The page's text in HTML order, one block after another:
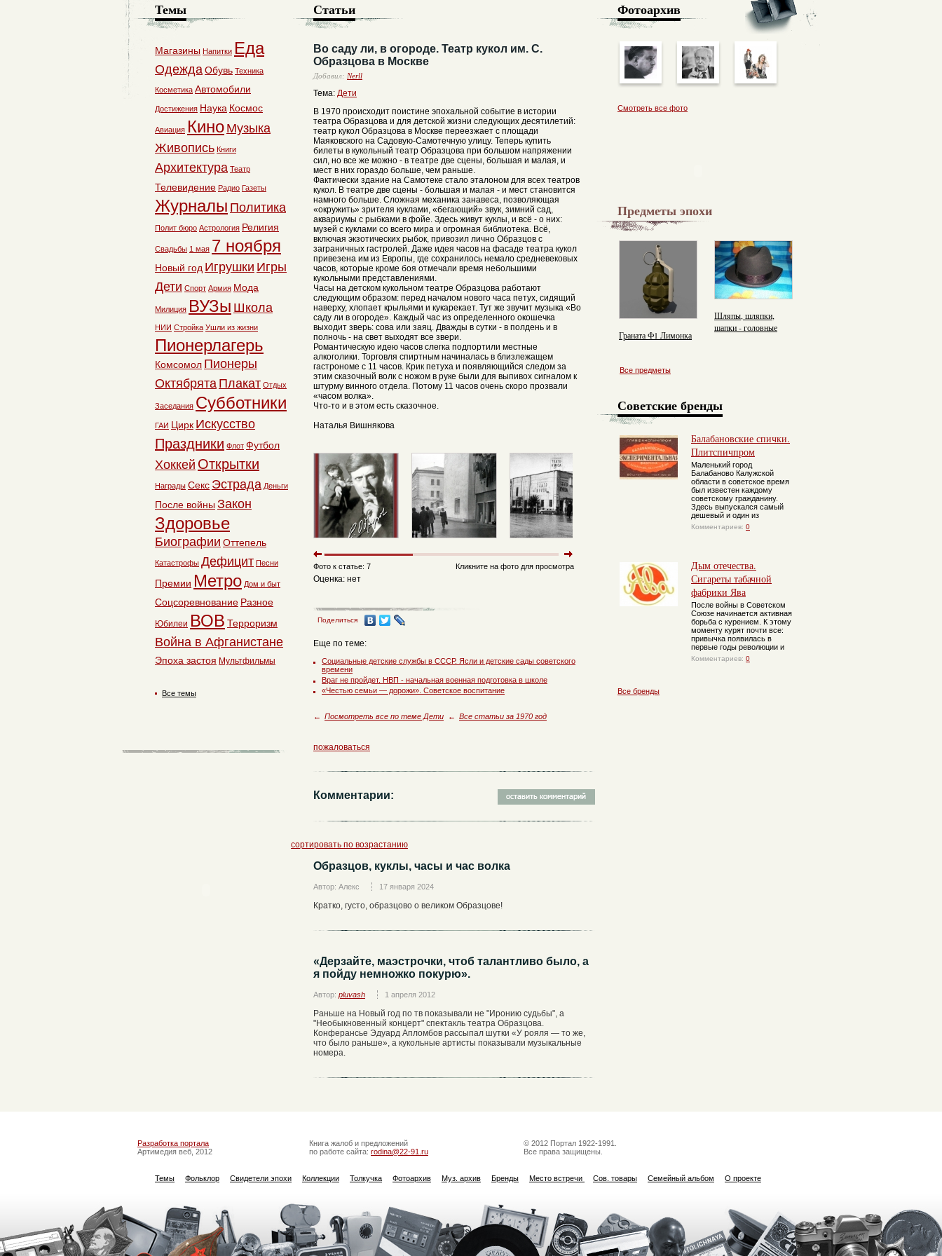
Статьи
Во саду ли, в огороде. Театр кукол им. С.
Образцова в Москве
Добавил: Nerll
Тема: Дети
В 1970 происходит поистине эпохальной событие в истории
театра Образцова и для детской жизни следующих десятилетий:
театр кукол Образцова в Москве переезжает с площади
Маяковского на Садовую-Самотечную улицу. Теперь купить
билеты в кукольный театр Образцова при большом напряжении
сил, но все же можно - в театре две сцены, большая и малая, и
мест в них гораздо больше, чем раньше.
Фактически здание на Самотеке стало эталоном для всех театров
кукол. В театре две сцены - большая и малая - и мест становится
намного больше. Сложная механика занавеса, позволяющая
«окружить» зрителя куклами, «бегающий» звук, зимний сад,
аквариумы с рыбками в фойе. Здесь живут куклы, и всё - о них:
музей с куклами со всего мира и огромная библиотека. Всё,
включая экзотических рыбок, привозил лично Образцов с
заграничных гастролей. Даже идея часов на фасаде театра кукол
привезена им из Европы, где сохранилось немало средневековых
часов, которые кроме боя отмечали время небольшими
кукольными представлениями.
Часы на детском кукольном театре Образцова работают
следующим образом: перед началом нового часа петух, сидящий
наверху, хлопает крыльями и кукарекает. Тут же звучит музыка «Во
саду ли в огороде». Каждый час из определенного окошечка
выходит зверь: сова или заяц. Дважды в сутки - в полдень и в
полночь - на свет выходят все звери.
Романтическую идею часов слегка подпортили местные
алкоголики. Торговля спиртным начиналась в близлежащем
гастрономе с 11 часов. Крик петуха и появляющийся следом за
этим сказочный волк с ножом в руке были для выпивох сигналом к
штурму винного отдела. Потому 11 часов очень скоро прозвали
«часом волка».
Что-то и в этом есть сказочное.
Наталья Вишнякова
Кликните на фото для просмотра
Фото к статье: 7
Оценка: нет
Поделиться
Еще по теме:
Социальные детские службы в СССР. Ясли и детские сады советского
времени
Враг не пройдет. НВП - начальная военная подготовка в школе
«Честью семьи — дорожи». Советское воспитание
← Посмотреть все по теме Дети ← Все статьи за 1970 год
пожаловаться
Комментарии:
сортировать по возрастанию
Образцов, куклы, часы и час волка
Автор: Алекс 17 января 2024
Кратко, густо, образцово о великом Образцове!
«Дерзайте, маэстрочки, чтоб талантливо было, а
я пойду немножко покурю».
Автор: pluvash 1 апреля 2012
Раньше на Новый год по тв показывали не "Иронию судьбы", а
"Необыкновенный концерт" спектакль театра Образцова.
Конферансье Эдуард Апломбов рассыпал шутки «У рояля — то же,
что было раньше», а кукольные артисты показывали музыкальные
номера.
Фотоархив
Смотреть все фото
Предметы эпохи
Граната Ф1 Лимонка
Шляпы, шляпки,
шапки - головные
Все предметы
Советские бренды
Балабановские спички.
Плитспичпром
Маленький город
Балабаново Калужской
области в советское время
был известен каждому
советскому гражданину.
Здесь выпускался самый
дешевый и один из
Комментариев: 0
Дым отечества.
Сигареты табачной
фабрики Ява
После войны в Советском
Союзе начинается активная
борьба с курением. К этому
моменту курят почти все:
привычка появилась в
первые годы революции и
Комментариев: 0
Все бренды
Темы
Магазины Напитки Еда
ОдеждаОбувь Техника
Косметика Автомобили
Достижения Наука Космос
Авиация Кино Музыка
Живопись Книги
Архитектура Театр
Телевидение Радио Газеты
Журналы Политика
Полит бюро Астрология Религия
Свадьбы 1 мая 7 ноября
Новый год Игрушки Игры
Дети Спорт Армия Мода
Милиция ВУЗы Школа
НИИ Стройка Ушли из жизни
Пионерлагерь
Комсомол Пионеры
Октябрята Плакат Отдых
Заседания Субботники
ГАИ Цирк Искусство
Праздники Флот Футбол
Хоккей Открытки
Награды Секс Эстрада Деньги
После войны Закон
Здоровье
Биографии Оттепель
Катастрофы Дефицит Песни
Премии Метро Дом и быт
Соцсоревнование Разное
Юбилеи ВОВ Терроризм
Война в Афганистане
Эпоха застоя Мультфильмы
Все темы
Разработка портала
Артимедия веб, 2012
Книга жалоб и предложений
по работе сайта: rodina@22-91.ru
© 2012 Портал 1922-1991.
Все права защищены.
Темы Фольклор Свидетели эпохи Коллекции Толкучка Фотоархив Муз. архив Бренды Место встречи Сов. товары Семейный альбом О проекте